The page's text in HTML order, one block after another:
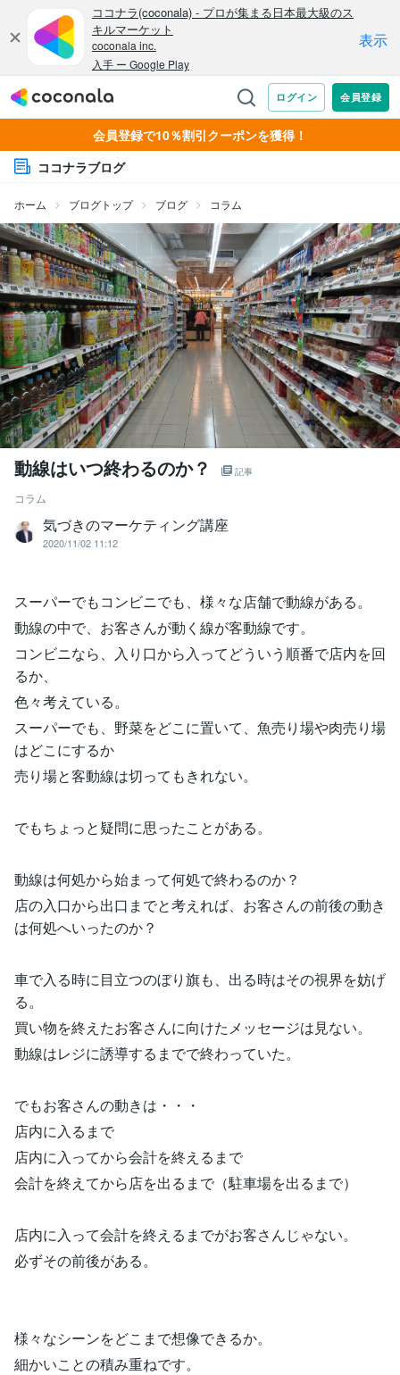
会員登録で10％割引クーポンを獲得！
ココナラブログ
ホーム ブログトップ ブログ コラム
動線はいつ終わるのか？ 記事
コラム
気づきのマーケティング講座
2020/11/02 11:12
スーパーでもコンビニでも、様々な店舗で動線がある。
動線の中で、お客さんが動く線が客動線です。
コンビニなら、入り口から入ってどういう順番で店内を回
るか、
色々考えている。
スーパーでも、野菜をどこに置いて、魚売り場や肉売り場
はどこにするか
売り場と客動線は切ってもきれない。
でもちょっと疑問に思ったことがある。
動線は何処から始まって何処で終わるのか？
店の入口から出口までと考えれば、お客さんの前後の動き
は何処へいったのか？
車で入る時に目立つのぼり旗も、出る時はその視界を妨げ
る。
買い物を終えたお客さんに向けたメッセージは見ない。
動線はレジに誘導するまでで終わっていた。
でもお客さんの動きは・・・
店内に入るまで
店内に入ってから会計を終えるまで
会計を終えてから店を出るまで（駐車場を出るまで）
店内に入って会計を終えるまでがお客さんじゃない。
必ずその前後がある。
様々なシーンをどこまで想像できるか。
細かいことの積み重ねです。